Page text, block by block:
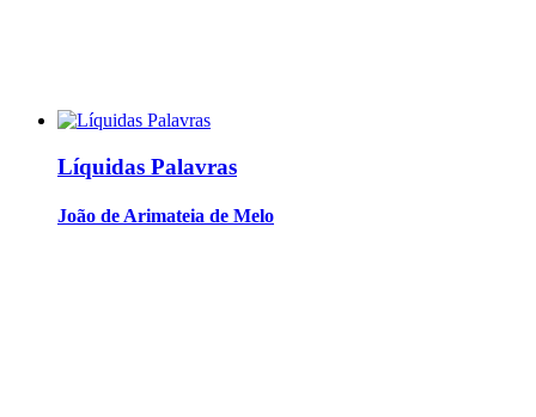
Líquidas Palavras
João de Arimateia de Melo